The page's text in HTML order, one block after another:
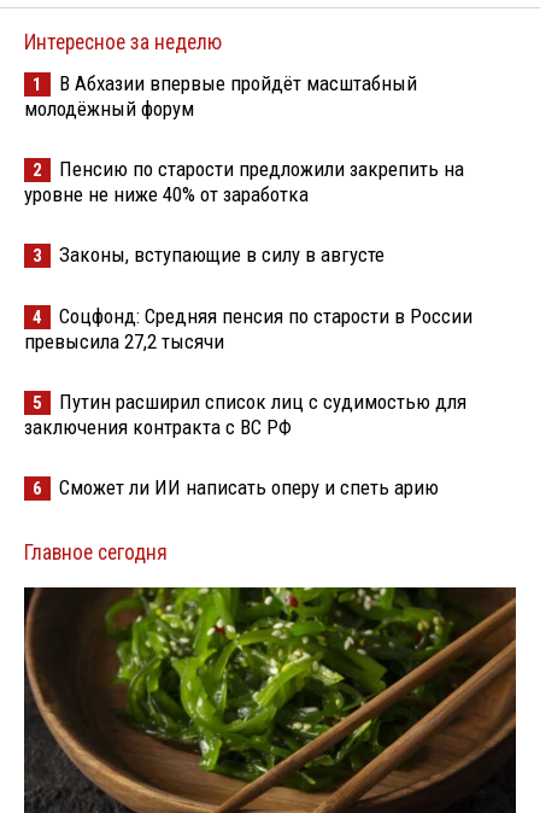
Интересное за неделю
1
В Абхазии впервые пройдёт масштабный
молодёжный форум
2
Пенсию по старости предложили закрепить на
уровне не ниже 40% от заработка
3 Законы, вступающие в силу в августе
4
Соцфонд: Средняя пенсия по старости в России
превысила 27,2 тысячи
5
Путин расширил список лиц с судимостью для
заключения контракта с ВС РФ
6 Сможет ли ИИ написать оперу и спеть арию
Главное сегодня